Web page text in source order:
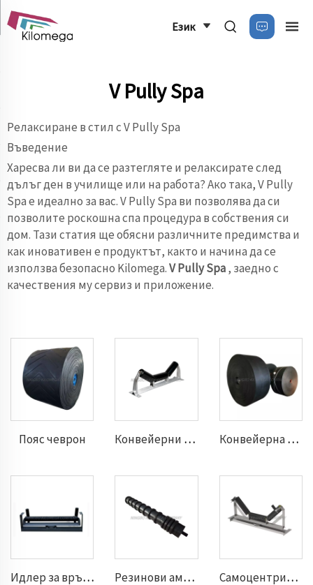
Език
V Pully Spa
Релаксиране в стил с V Pully Spa
Въведение
Харесва ли ви да се разтегляте и релаксирате след
дълъг ден в училище или на работа? Ако така, V Pully
Spa е идеално за вас. V Pully Spa ви позволява да си
позволите роскошна спа процедура в собствения си
дом. Тази статия ще обясни различните предимства и
как иновативен е продуктът, както и начина да се
използва безопасно Kilomega.V Pully Spa, заедно с
качествения му сервиз и приложение.
Пояс чеврон Конвейерни ролки Конвейерна лента
Идлер за връщане Резинови амортизатори за връщане на носачи Самоцентриращи се ролки за транспортер